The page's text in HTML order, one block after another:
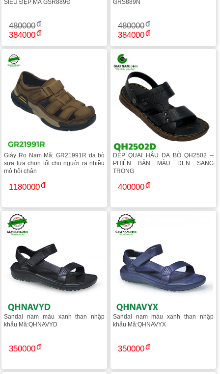
SIÊU ĐẸP MÃ GSR889Đ
480000
384000
GRS889N
480000
384000
Giày Rọ Nam Mã: GR21991R da bò
sựa lựa chọn tốt cho người ra nhiều
mô hôi chân
1180000
DÉP QUAI HẬU DA BÒ QH2502 –
PHIÊN BẢN MÀU ĐEN SANG
TRỌNG
400000
Sandal nam màu xanh than nhập
khẩu Mã:QHNAVYD
350000
Sandal nam màu xanh than nhập
khẩu Mã:QHNAVYX
350000